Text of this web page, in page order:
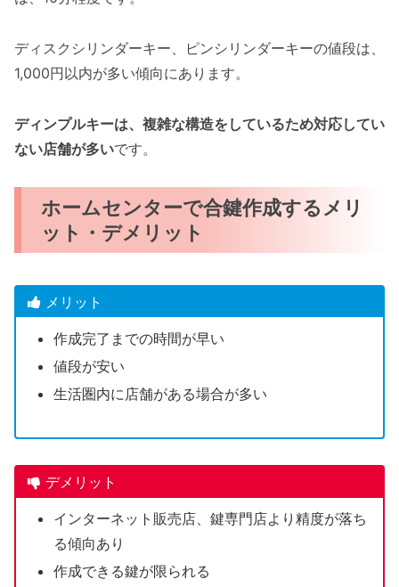
ディスクシリンダーキー、ピンシリンダーキーの値段は、
1,000円以内が多い傾向にあります。
ディンプルキーは、複雑な構造をしているため対応してい
ない店舗が多いです。
ホームセンターで合鍵作成するメリ
ット・デメリット
メリット
作成完了までの時間が早い
値段が安い
生活圏内に店舗がある場合が多い
デメリット
インターネット販売店、鍵専門店より精度が落ち
る傾向あり
作成できる鍵が限られる